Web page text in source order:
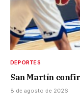
DEPORTES
San Martín
8 de agosto de 2026